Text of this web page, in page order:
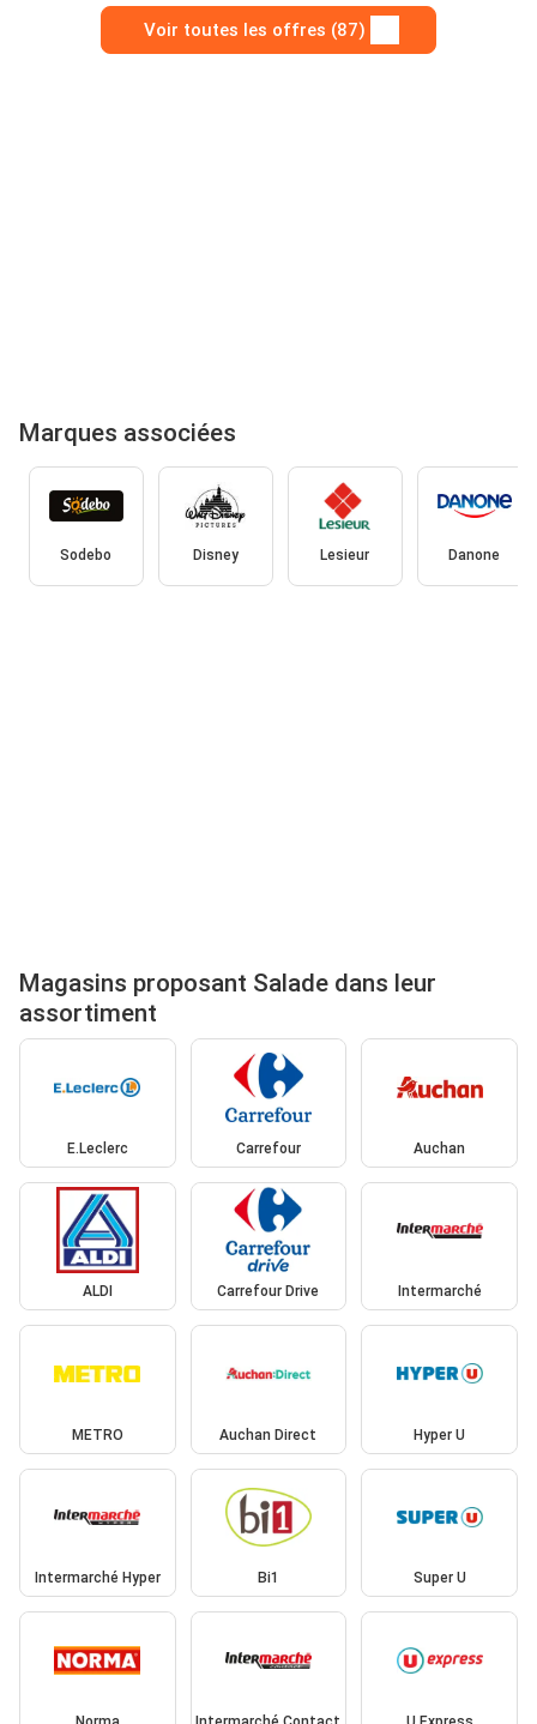
Voir toutes les offres (87)
Marques associées
Sodebo Disney Lesieur Danone
Magasins proposant Salade dans leur
assortiment
E.Leclerc Carrefour Auchan
ALDI Carrefour Drive Intermarché
METRO Auchan Direct Hyper U
Intermarché Hyper Bi1 Super U